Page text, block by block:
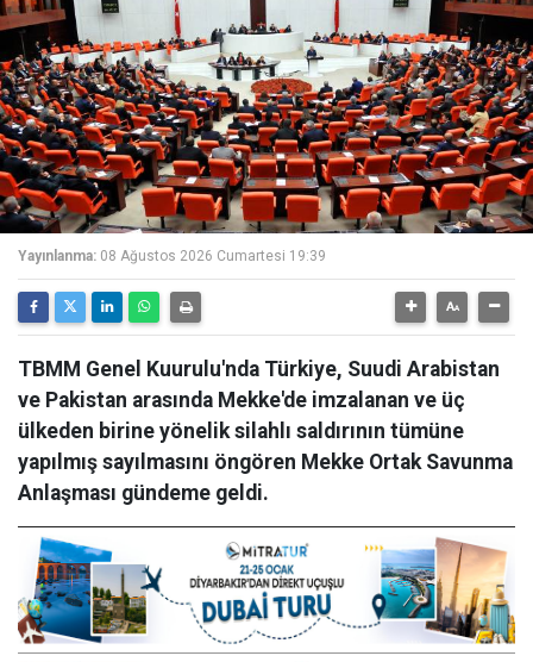
Yayınlanma: 08 Ağustos 2026 Cumartesi 19:39
TBMM Genel Kuurulu'nda Türkiye, Suudi Arabistan
ve Pakistan arasında Mekke'de imzalanan ve üç
ülkeden birine yönelik silahlı saldırının tümüne
yapılmış sayılmasını öngören Mekke Ortak Savunma
Anlaşması gündeme geldi.